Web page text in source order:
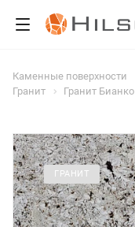
Каменные поверхности
Гранит
Гранит
ГРАНИТ